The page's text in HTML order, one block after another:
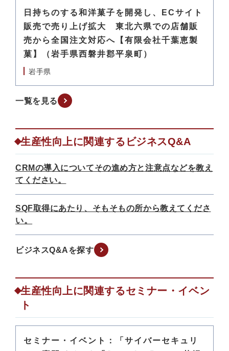
日持ちのする和洋菓子を開発し、ECサイト
販売で売り上げ拡大 東北六県での店舗販
売から全国注文対応へ【有限会社千葉恵製
菓】（岩手県西磐井郡平泉町）
岩手県
一覧を見る
生産性向上に関連するビジネスQ&A
CRMの導入についてその進め方と注意点などを教え
てください。
SQF取得にあたり、そもそもの所から教えてくださ
い。
ビジネスQ&Aを探す
生産性向上に関連するセミナー・イベン
ト
セミナー・イベント：「サイバーセキュリ